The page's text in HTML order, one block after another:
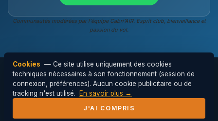
Communautés modérées par l'équipe Cabri'AIR. Esprit club, bienveillance et
passion du vol.
© 2026 Cabri'AIR — Club de parapente de
l'Hérault ·Mentions légales
Cookies — Ce site utilise uniquement des cookies
techniques nécessaires à son fonctionnement (session de
connexion, préférences). Aucun cookie publicitaire ou de
tracking n'est utilisé.
En savoir plus →
J'AI COMPRIS